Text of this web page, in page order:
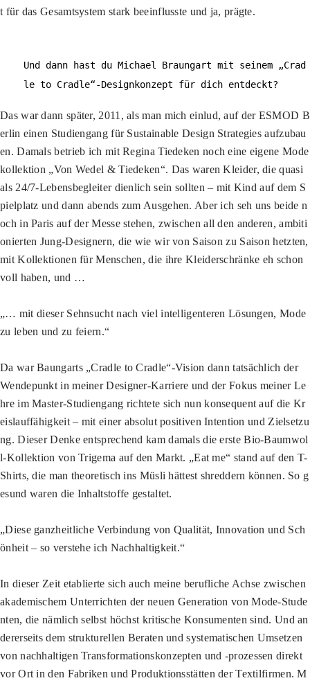
t für das Gesamtsystem stark beeinflusste und ja, prägte.
Und dann hast du Michael Braungart mit seinem „Crad
le to Cradle“-Designkonzept für dich entdeckt?
Das war dann später, 2011, als man mich einlud, auf der ESMOD B
erlin einen Studiengang für Sustainable Design Strategies aufzubau
en. Damals betrieb ich mit Regina Tiedeken noch eine eigene Mode
kollektion „Von Wedel & Tiedeken“. Das waren Kleider, die quasi
als 24/7-Lebensbegleiter dienlich sein sollten – mit Kind auf dem S
pielplatz und dann abends zum Ausgehen. Aber ich seh uns beide n
och in Paris auf der Messe stehen, zwischen all den anderen, ambiti
onierten Jung-Designern, die wie wir von Saison zu Saison hetzten,
mit Kollektionen für Menschen, die ihre Kleiderschränke eh schon
voll haben, und …
„… mit dieser Sehnsucht nach viel intelligenteren Lösungen, Mode
zu leben und zu feiern.“
Da war Baungarts „Cradle to Cradle“-Vision dann tatsächlich der
Wendepunkt in meiner Designer-Karriere und der Fokus meiner Le
hre im Master-Studiengang richtete sich nun konsequent auf die Kr
eislauffähigkeit – mit einer absolut positiven Intention und Zielsetzu
ng. Dieser Denke entsprechend kam damals die erste Bio-Baumwol
l-Kollektion von Trigema auf den Markt. „Eat me“ stand auf den T-
Shirts, die man theoretisch ins Müsli hättest shreddern können. So g
esund waren die Inhaltstoffe gestaltet.
„Diese ganzheitliche Verbindung von Qualität, Innovation und Sch
önheit – so verstehe ich Nachhaltigkeit.“
In dieser Zeit etablierte sich auch meine berufliche Achse zwischen
akademischem Unterrichten der neuen Generation von Mode-Stude
nten, die nämlich selbst höchst kritische Konsumenten sind. Und an
dererseits dem strukturellen Beraten und systematischen Umsetzen
von nachhaltigen Transformationskonzepten und -prozessen direkt
vor Ort in den Fabriken und Produktionsstätten der Textilfirmen. M